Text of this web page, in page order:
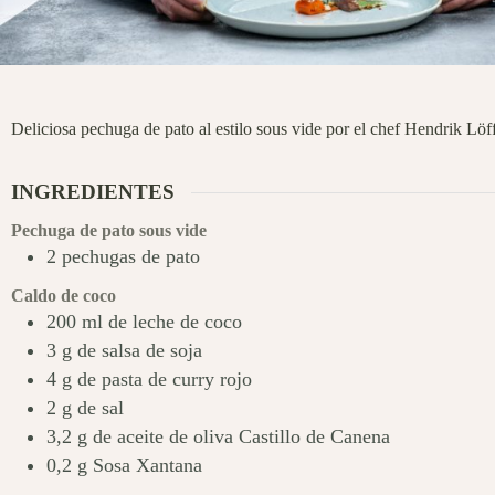
Deliciosa pechuga de pato al estilo sous vide por el chef Hendrik
INGREDIENTES
Pechuga de pato sous vide
2 pechugas de pato
Caldo de coco
200 ml de leche de coco
3 g de salsa de soja
4 g de pasta de curry rojo
2 g de sal
3,2 g de aceite de oliva Castillo de Canena
0,2 g Sosa Xantana